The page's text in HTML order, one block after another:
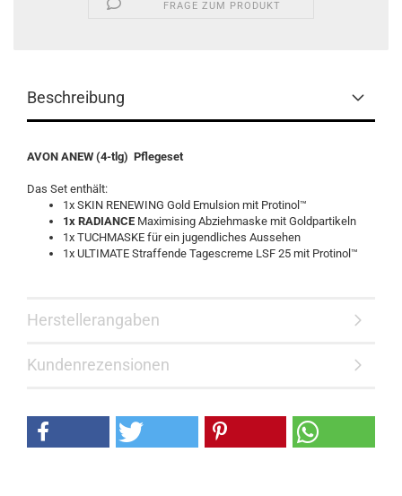
FRAGE ZUM PRODUKT
Beschreibung
AVON ANEW (4-tlg) Pflegeset
Das Set enthält:
1x SKIN RENEWING Gold Emulsion mit Protinol™
1x RADIANCE Maximising Abziehmaske mit Goldpartikeln
1x TUCHMASKE für ein jugendliches Aussehen
1x ULTIMATE Straffende Tagescreme LSF 25 mit Protinol™
Herstellerangaben
Kundenrezensionen